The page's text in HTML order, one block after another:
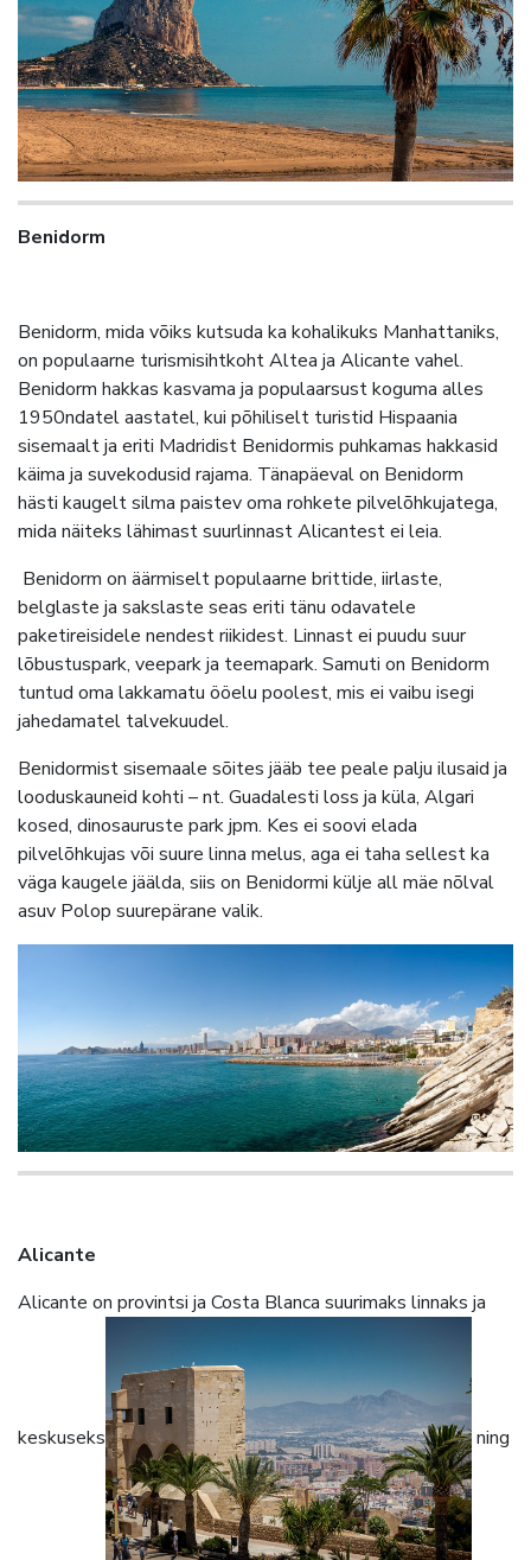
Benidorm
Benidorm, mida võiks kutsuda ka kohalikuks Manhattaniks,
on populaarne turismisihtkoht Altea ja Alicante vahel.
Benidorm hakkas kasvama ja populaarsust koguma alles
1950ndatel aastatel, kui põhiliselt turistid Hispaania
sisemaalt ja eriti Madridist Benidormis puhkamas hakkasid
käima ja suvekodusid rajama. Tänapäeval on Benidorm
hästi kaugelt silma paistev oma rohkete pilvelõhkujatega,
mida näiteks lähimast suurlinnast Alicantest ei leia.
Benidorm on äärmiselt populaarne brittide, iirlaste,
belglaste ja sakslaste seas eriti tänu odavatele
paketireisidele nendest riikidest. Linnast ei puudu suur
lõbustuspark, veepark ja teemapark. Samuti on Benidorm
tuntud oma lakkamatu ööelu poolest, mis ei vaibu isegi
jahedamatel talvekuudel.
Benidormist sisemaale sõites jääb tee peale palju ilusaid ja
looduskauneid kohti – nt. Guadalesti loss ja küla, Algari
kosed, dinosauruste park jpm. Kes ei soovi elada
pilvelõhkujas või suure linna melus, aga ei taha sellest ka
väga kaugele jäälda, siis on Benidormi külje all mäe nõlval
asuv Polop suurepärane valik.
Alicante
Alicante on provintsi ja Costa Blanca suurimaks linnaks ja
keskuseks ning